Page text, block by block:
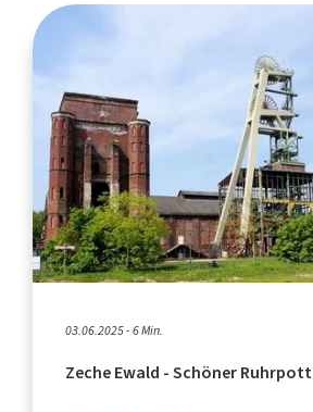
03.06.2025 - 6 Min.
Zeche Ewald - Schöner Ruhrpott